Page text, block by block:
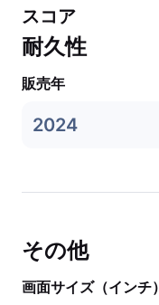
スコア
耐久性
販売年
2024
その他
画面サイズ（インチ）